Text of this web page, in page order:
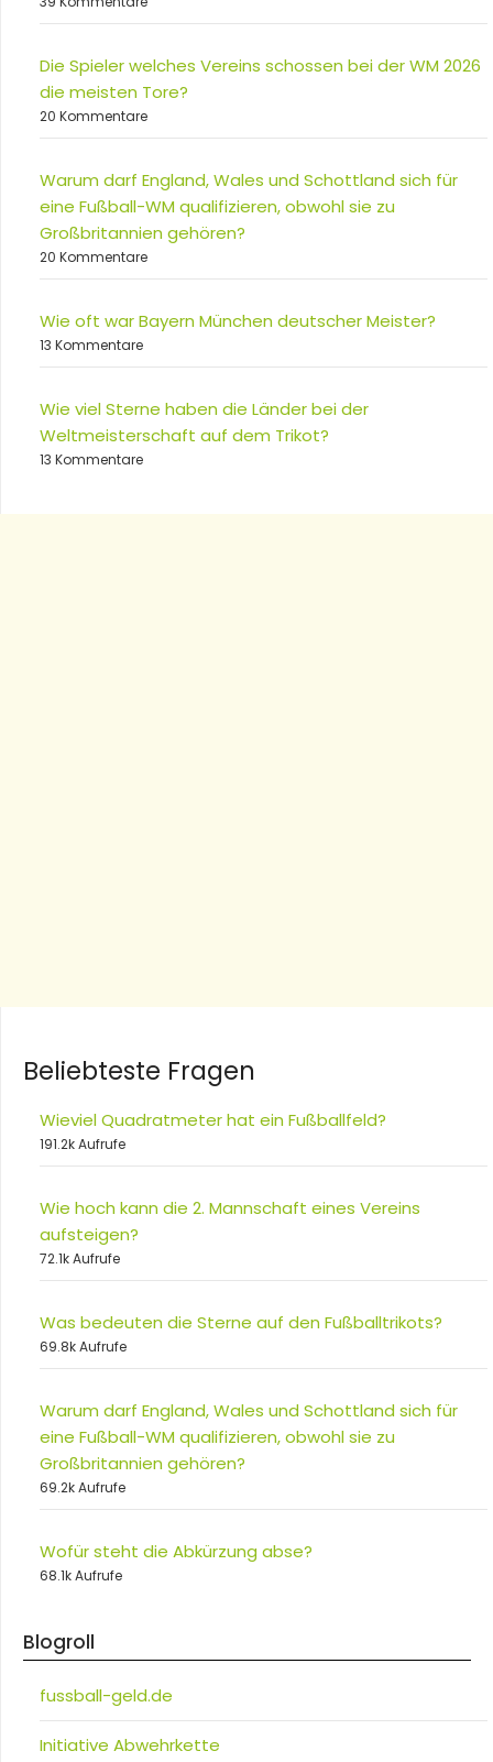
Die Spieler welches Vereins schossen bei der WM 2026
die meisten Tore?
20 Kommentare
Warum darf England, Wales und Schottland sich für
eine Fußball-WM qualifizieren, obwohl sie zu
Großbritannien gehören?
20 Kommentare
Wie oft war Bayern München deutscher Meister?
13 Kommentare
Wie viel Sterne haben die Länder bei der
Weltmeisterschaft auf dem Trikot?
13 Kommentare
Beliebteste Fragen
Wieviel Quadratmeter hat ein Fußballfeld?
191.2k Aufrufe
Wie hoch kann die 2. Mannschaft eines Vereins
aufsteigen?
72.1k Aufrufe
Was bedeuten die Sterne auf den Fußballtrikots?
69.8k Aufrufe
Warum darf England, Wales und Schottland sich für
eine Fußball-WM qualifizieren, obwohl sie zu
Großbritannien gehören?
69.2k Aufrufe
Wofür steht die Abkürzung abse?
68.1k Aufrufe
Blogroll
fussball-geld.de
Initiative Abwehrkette